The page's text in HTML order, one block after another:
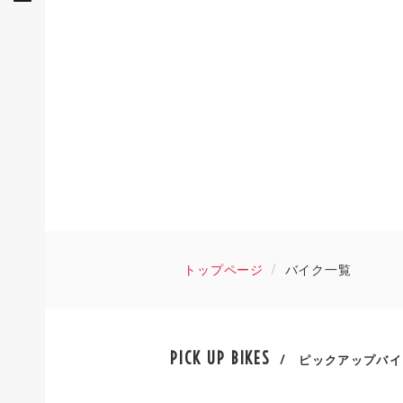
トップページ バイク一覧
PICK UP BIKES / ピックアップバ